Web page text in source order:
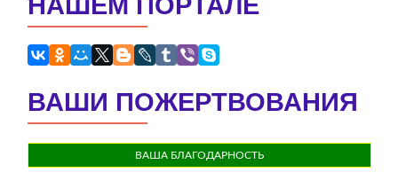
ВАШИ ПОЖЕРТВОВАНИЯ
ВАША БЛАГОДАРНОСТЬ